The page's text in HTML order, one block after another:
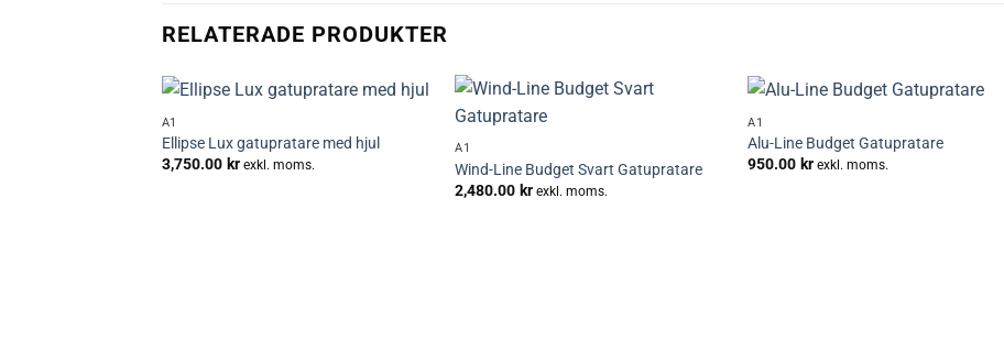
RELATERADE PRODUKTER
Lägg till i
önskelistan
+
A1
Ellipse Lux gatupratare med hjul
3,750.00 kr exkl. moms.
A1
Wind-Line Budget Svart Gatupratare
2,480.00 kr exkl. moms.
önskelistan
+
A1
Alu-Line Budget Gatupratare
950.00 kr exkl. moms.